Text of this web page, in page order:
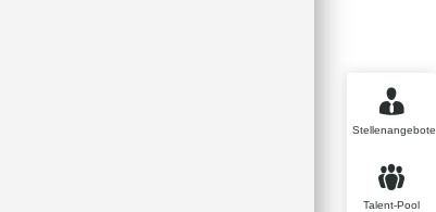
Stellenangebote
Talent-Pool